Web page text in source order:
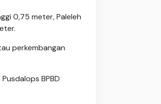
0,75 meter, Paleleh
perkembangan
BPBD